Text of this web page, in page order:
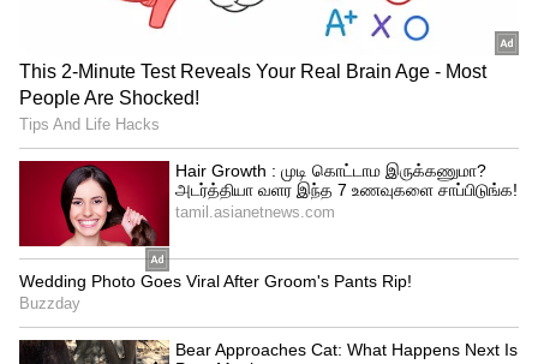
முடியல என்று வருத்தப்படுகிறாள். மறுநாள்
என்னை மன்னிச்சுடு மன்னிச்சுடு என்று
அழுது கொண்டிருக்கிறான்.